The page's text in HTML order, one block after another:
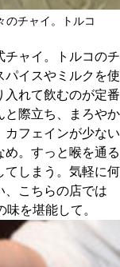
のチャイ。トルコ
チャイ。トルコのチ
パイスやミルクを使
入れて飲むのが定番
と際立ち、まろやか
カフェインが少ない
め。すっと喉を通る
てしまう。気軽に何
、こちらの店では
を堪能して。